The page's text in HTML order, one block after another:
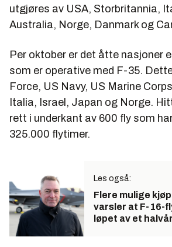
utgjøres av USA, Storbritannia,
Australia, Norge, Danmark og
Per oktober er det åtte nasjoner
som er operative med F-35.
Force, US Navy, US Marine
Italia, Israel, Japan og Norge.
rett i underkant av 600 fly som
325.000 flytimer.
Les også:
Flere mulige
varsler at F-16-
løpet av et halvår